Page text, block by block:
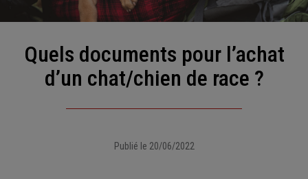
Quels documents pour l’achat
d’un chat/chien de race ?
Publié le 20/06/2022